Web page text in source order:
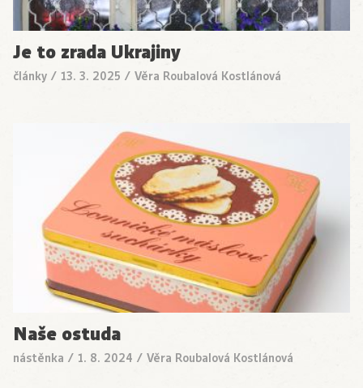
Je to zrada Ukrajiny
články / 13. 3. 2025 / Věra Roubalová Kostlánová
Naše ostuda
nástěnka / 1. 8. 2024 / Věra Roubalová Kostlánová